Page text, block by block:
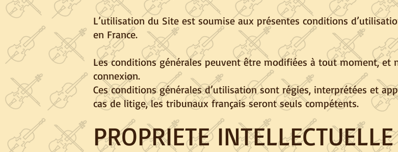
L’utilisation du Site est soumise aux présentes conditions
en France.
Les conditions générales peuvent être modifiées à tout moment, et
connexion.
Ces conditions générales d’utilisation sont régies, interprétées et
cas de litige, les tribunaux français seront seuls compétents.
PROPRIETE INTELLECTUELLE